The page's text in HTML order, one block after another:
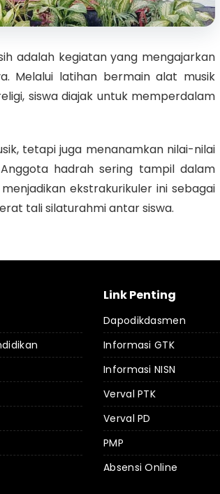
adalah kegiatan yang mengajarkan
Melalui latihan bermain alat musik
siswa diajak untuk memperdalam
tetapi juga menanamkan nilai-nilai
hadrah sering tampil dalam
ekstrakurikuler ini sebagai
tali silaturahmi antar siswa.
Link Penting
Dapodikdasmen
Informasi GTK
Informasi NISN
Verval PTK
Verval PD
PMP
Absensi Online